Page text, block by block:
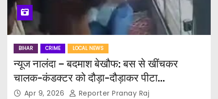
BIHAR CRIME LOCAL NEWS
न्यूज नालंदा – बदमाश बेखौफ: बस से खींचकर
चालक-कंडक्टर को दौड़ा-दौड़ाकर पीटा…
Apr 9, 2026 Reporter Pranay Raj